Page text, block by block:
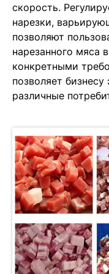
скорость.
нарезки,
позволяют
нарезанного мяса
конкретными
позволяет
различные